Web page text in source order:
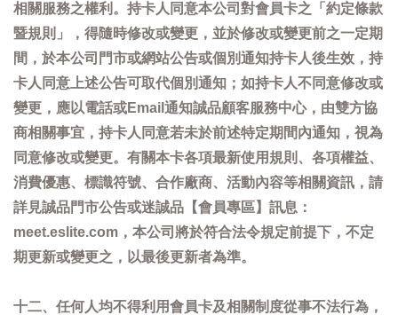
相關服務之權利。持卡人同意本公司對會員卡之「約定條款
暨規則」，得隨時修改或變更，並於修改或變更前之一定期
間，於本公司門市或網站公告或個別通知持卡人後生效，持
卡人同意上述公告可取代個別通知；如持卡人不同意修改或
變更，應以電話或Email通知誠品顧客服務中心，由雙方協
商相關事宜，持卡人同意若未於前述特定期間內通知，視為
同意修改或變更。有關本卡各項最新使用規則、各項權益、
消費優惠、標識符號、合作廠商、活動內容等相關資訊，請
詳見誠品門市公告或迷誠品【會員專區】訊息：
meet.eslite.com，本公司將於符合法令規定前提下，不定
期更新或變更之，以最後更新者為準。
十二、任何人均不得利用會員卡及相關制度從事不法行為，